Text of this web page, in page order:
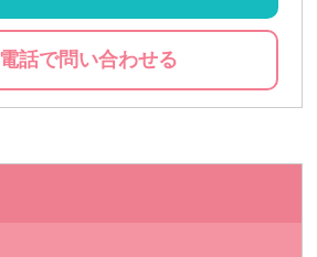
電話で問い合わせる